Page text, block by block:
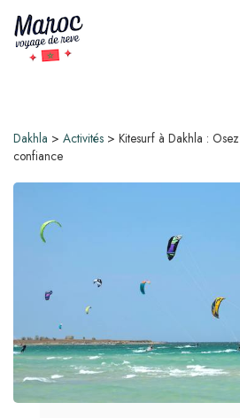
Dakhla > Activités > Kitesurf à Dakhla :
confiance